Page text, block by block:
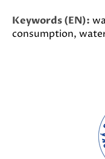
Keywords (EN):
consumption,